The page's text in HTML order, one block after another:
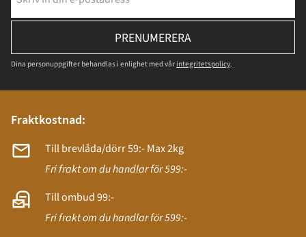
PRENUMERERA
Dina personuppgifter behandlas i enlighet med vår integritetspolicy.
Fraktkostnad:
Till brevlåda/dörr 59:- Max 2kg
Fri frakt om du handlar för 599:-
Till ombud 99:-
Fri frakt om du handlar för 599:-